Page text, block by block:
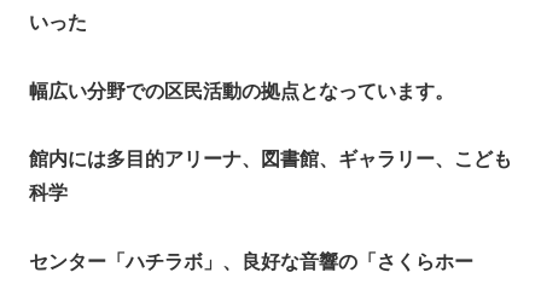
いった
幅広い分野での区民活動の拠点となっています。
館内には多目的アリーナ、図書館、ギャラリー、こども
科学
センター「ハチラボ」、良好な音響の「さくらホー